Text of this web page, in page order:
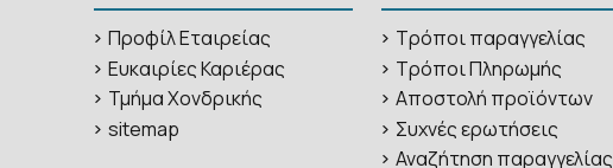
Προφίλ Εταιρείας
Ευκαιρίες Καριέρας
Τμήμα Χονδρικής
sitemap
Τρόποι παραγγελίας
Τρόποι Πληρωμής
Αποστολή προϊόντων
Συχνές ερωτήσεις
Αναζήτηση παραγγελίας